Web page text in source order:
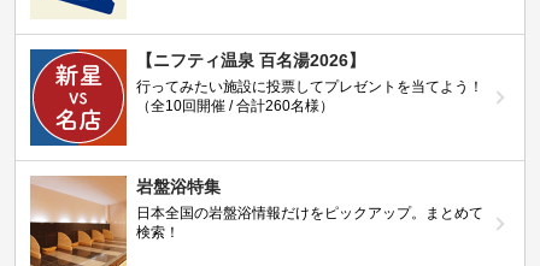
【ニフティ温泉 百名湯2026】
行ってみたい施設に投票してプレゼントを当てよう！
（全10回開催 / 合計260名様）
岩盤浴特集
日本全国の岩盤浴情報だけをピックアップ。まとめて
検索！